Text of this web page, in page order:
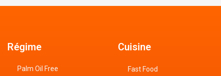
Cuisine
Fast Food
Régime
Palm Oil Free